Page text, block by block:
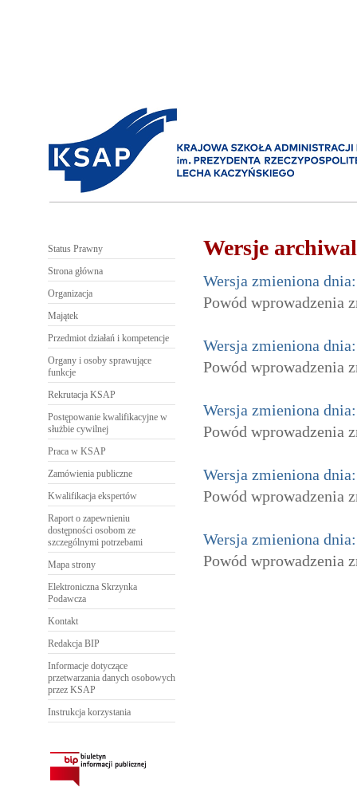
Wersje
Wersja zmieniona
Powód wprowadzenia
Wersja zmieniona
Powód wprowadzenia
Wersja zmieniona
Powód wprowadzenia
Wersja zmieniona
Powód wprowadzenia
Wersja zmieniona
Powód wprowadzenia
Status Prawny
Strona główna
Organizacja
Majątek
Przedmiot działań i kompetencje
Organy i osoby sprawujące
funkcje
Rekrutacja KSAP
Postępowanie kwalifikacyjne w
służbie cywilnej
Praca w KSAP
Zamówienia publiczne
Kwalifikacja ekspertów
Raport o zapewnieniu
dostępności osobom ze
szczególnymi potrzebami
Mapa strony
Elektroniczna Skrzynka
Podawcza
Kontakt
Redakcja BIP
Informacje dotyczące
przetwarzania danych osobowych
przez KSAP
Instrukcja korzystania